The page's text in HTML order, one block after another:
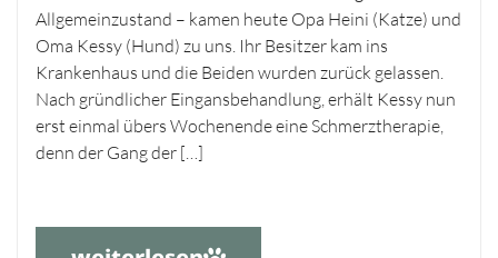
Allgemeinzustand – kamen heute Opa Heini (Katze) und
Oma Kessy (Hund) zu uns. Ihr Besitzer kam ins
Krankenhaus und die Beiden wurden zurück gelassen.
Nach gründlicher Eingansbehandlung, erhält Kessy nun
erst einmal übers Wochenende eine Schmerztherapie,
denn der Gang der […]